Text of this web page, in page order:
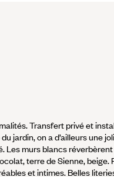
Transfert privé et
jardin, on a d’ailleurs une
Les murs blancs
terre de Sienne, beige.
et intimes. Belles